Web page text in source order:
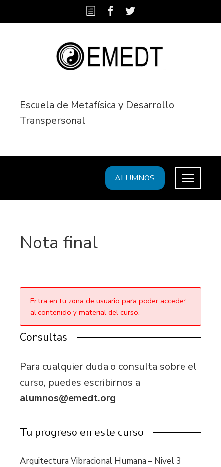
Escuela de Metafísica y Desarrollo
Transpersonal
ALUMNOS
Nota final
Entra en tu zona de usuario para poder acceder
al contenido y material del curso.
Consultas
Para cualquier duda o consulta sobre el
curso, puedes escribirnos a
alumnos@emedt.org
Tu progreso en este curso
Arquitectura Vibracional Humana – Nivel 3